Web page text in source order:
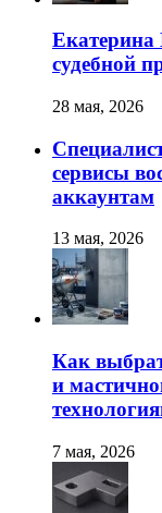
судебной
28 мая, 2026
сервисы
аккаунтам
13 мая, 2026
Как
и
7 мая, 2026